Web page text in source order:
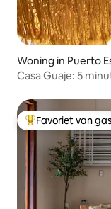
Woning in Puerto
Casa Guaje: 5
Topfavoriet van
Favoriet van